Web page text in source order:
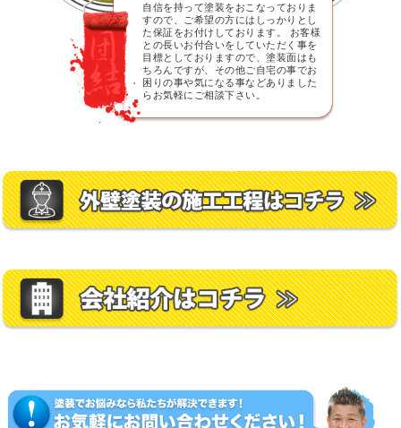
自信を持って塗装をおこなっておりま
すので、ご希望の方にはしっかりとし
た保証をお付けしております。 お客様
との長いお付合いをしていただく事を
目標としておりますので、塗装面はも
ちろんですが、その他ご自宅の事でお
困りの事や気になる事などありました
らお気軽にご相談下さい。